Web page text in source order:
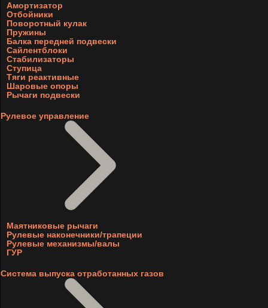
Амортизатор
Отбойники
Поворотный кулак
Пружины
Балка передней подвески
Сайлентблоки
Стабилизаторы
Ступица
Тяги реактивные
Шаровые опоры
Рычаги подвески
Рулевое управление
Маятниковые рычаги
Рулевые наконечники/трапеции
Рулевые механизмы/валы
ГУР
Система выпуска отработанных газов